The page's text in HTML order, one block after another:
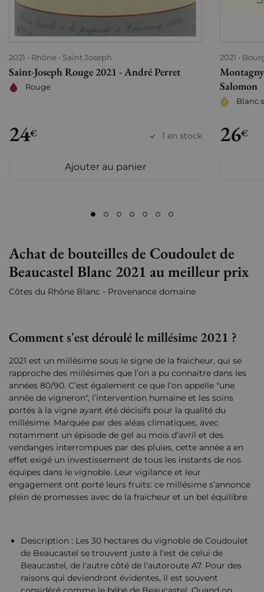
2021 Rhône Saint Joseph
Saint-Joseph Rouge 2021 - André Perret
Rouge
24€ 1 en stock
Ajouter au panier
2021
Salomon
Blanc
26€
Achat de bouteilles de Coudoulet de
Beaucastel Blanc 2021 au meilleur prix
Côtes du Rhône Blanc - Provenance domaine
Comment s'est déroulé le millésime 2021 ?
2021 est un millésime sous le signe de la fraicheur, qui se
rapproche des millésimes que l’on a pu connaitre dans les
années 80/90. C’est également ce que l’on appelle "une
année de vigneron", l’intervention humaine et les soins
portés à la vigne ayant été décisifs pour la qualité du
millésime. Marquée par des aléas climatiques, avec
notamment un épisode de gel au mois d’avril et des
vendanges interrompues par des pluies, cette année a en
effet exigé un investissement de tous les instants de nos
équipes dans le vignoble. Leur vigilance et leur
engagement ont porté leurs fruits: ce millésime s’annonce
plein de promesses avec de la fraicheur et un bel équilibre.
Description : Les 30 hectares du vignoble de Coudoulet
de Beaucastel se trouvent juste à l'est de celui de
Beaucastel, de l'autre côté de l'autoroute A7. Pour des
raisons qui deviendront évidentes, il est souvent